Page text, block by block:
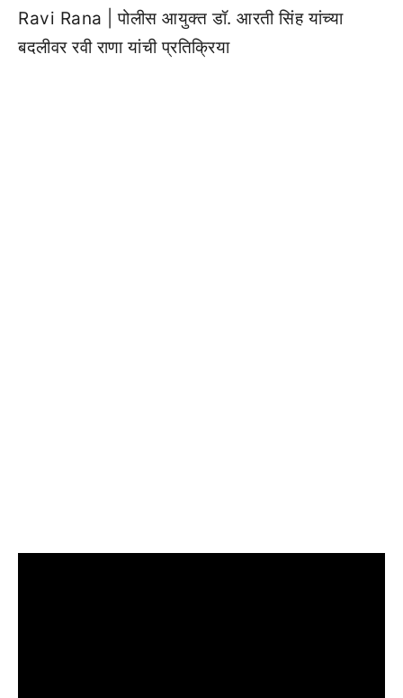
Ravi Rana | पोलीस आयुक्त डॉ. आरती सिंह यांच्या
बदलीवर रवी राणा यांची प्रतिक्रिया